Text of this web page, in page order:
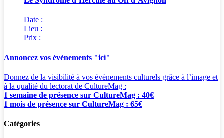
Date :
Lieu :
Prix :
Annoncez vos évènements "ici"
Donnez de la visibilité à vos évènements culturels grâce à l’image et
à la qualité du lectorat de CultureMag :
1 semaine de présence sur CultureMag : 40€
1 mois de présence sur CultureMag : 65€
Catégories